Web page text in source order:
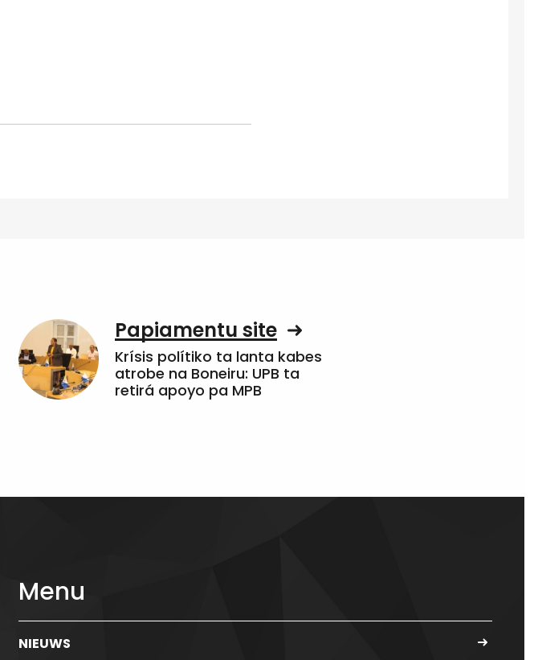
Papiamentu site
Krísis polítiko ta lanta kabes
atrobe na Boneiru: UPB ta
retirá apoyo pa MPB
Menu
NIEUWS